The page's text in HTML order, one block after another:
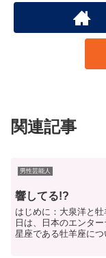
関連記事
男性芸能人
響してる!?
はじめに：大泉洋と
日は、日本のエンタ
星座である牡羊座に